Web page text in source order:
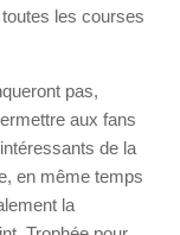
les courses
pas,
aux fans
de la
en même temps
la